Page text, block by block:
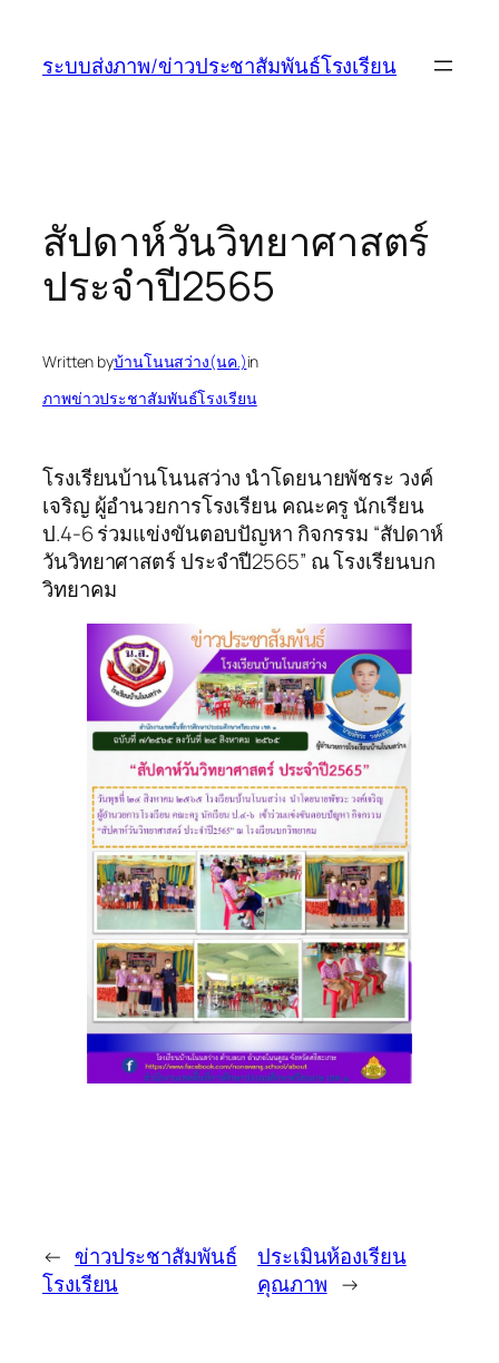
ระบบส่งภาพ/ข่าวประชาสัมพันธ์โรงเรียน
สัปดาห์วันวิทยาศาสตร์
ประจำปี2565
Written byบ้านโนนสว่าง(นค.)in
ภาพข่าวประชาสัมพันธ์โรงเรียน
โรงเรียนบ้านโนนสว่าง นำโดยนายพัชระ วงค์
เจริญ ผู้อำนวยการโรงเรียน คณะครู นักเรียน
ป.4-6 ร่วมแข่งขันตอบปัญหา กิจกรรม “สัปดาห์
วันวิทยาศาสตร์ ประจำปี2565” ณ โรงเรียนบก
วิทยาคม
← ข่าวประชาสัมพันธ์
โรงเรียน
ประเมินห้องเรียน
คุณภาพ →